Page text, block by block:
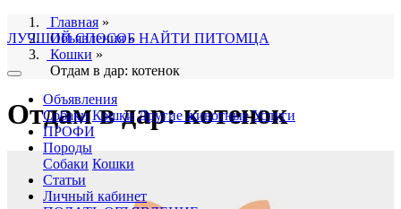
ЛУЧШИЙ СПОСОБ НАЙТИ ПИТОМЦА
Объявления
Собаки Кошки Другие животные Услуги
ПРОФИ
Породы
Собаки Кошки
Статьи
Личный кабинет
Главная »
Объявления»
Кошки »
Отдам в дар: котенок
Отдам в дар: котенок